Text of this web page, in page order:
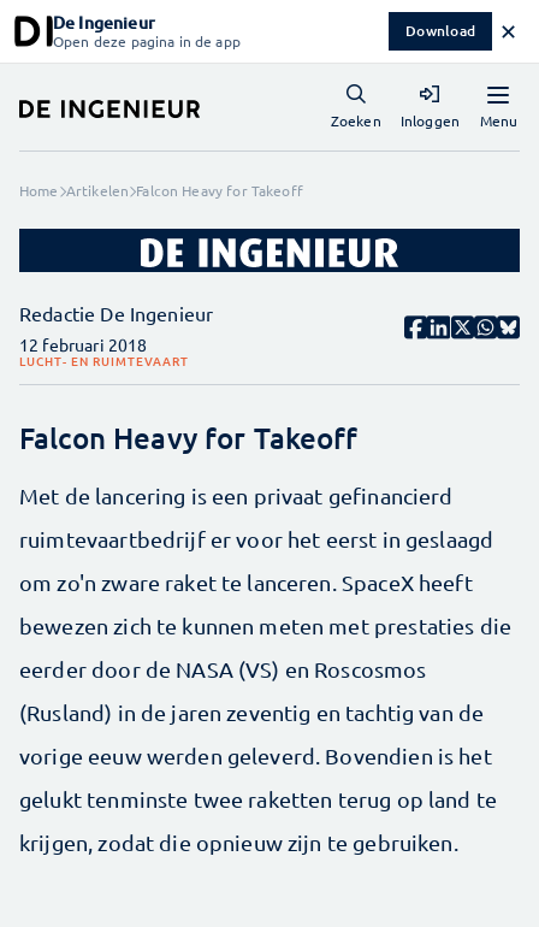
De Ingenieur
Open deze pagina in de app Download ✕
Menu
Zoeken Inloggen
Home Artikelen Falcon Heavy for Takeoff
Redactie De Ingenieur
12 februari 2018
LUCHT- EN RUIMTEVAART
Falcon Heavy for Takeoff
Met de lancering is een privaat gefinancierd
ruimtevaartbedrijf er voor het eerst in geslaagd
om zo'n zware raket te lanceren. SpaceX heeft
bewezen zich te kunnen meten met prestaties die
eerder door de NASA (VS) en Roscosmos
(Rusland) in de jaren zeventig en tachtig van de
vorige eeuw werden geleverd. Bovendien is het
gelukt tenminste twee raketten terug op land te
krijgen, zodat die opnieuw zijn te gebruiken.